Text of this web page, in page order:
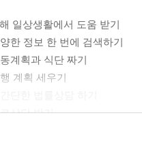
일상생활에서 도움 받기
한 정보 한 번에 검색하기
계획과 식단 짜기
계획 세우기
상담 받기
의 AI 학습 도우미 만들기